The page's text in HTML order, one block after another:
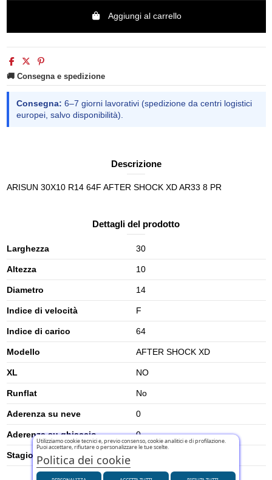
Aggiungi al carrello
🚚 Consegna e spedizione
Consegna: 6–7 giorni lavorativi (spedizione da centri logistici
europei, salvo disponibilità).
Descrizione
ARISUN 30X10 R14 64F AFTER SHOCK XD AR33 8 PR
Dettagli del prodotto
Larghezza 30
Altezza 10
Diametro 14
Indice di velocità F
Indice di carico 64
Modello AFTER SHOCK XD
XL NO
Runflat No
Aderenza su neve 0
Aderenza su ghiaccio 0
Stagione
Utilizziamo cookie tecnici e, previo consenso, cookie analitici e di profilazione.
Puoi accettare, rifiutare o personalizzare le tue scelte.
Politica dei cookie